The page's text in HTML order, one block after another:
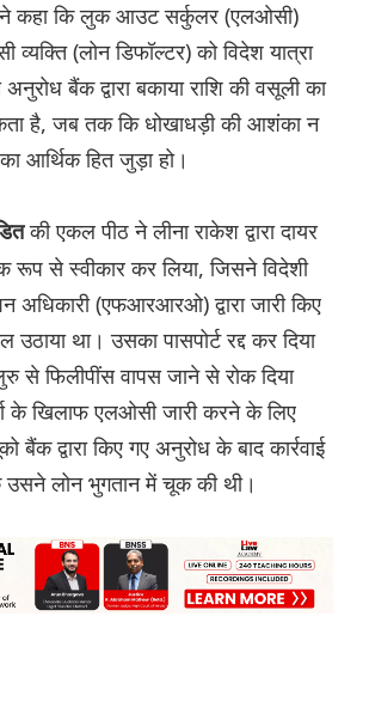
ने कहा कि लुक आउट सर्कुलर (एलओसी)
व्यक्ति (लोन डिफॉल्टर) को विदेश यात्रा
बैंक द्वारा बकाया राशि की वसूली का
है, जब तक कि धोखाधड़ी की आशंका न
आर्थिक हित जुड़ा हो।
की एकल पीठ ने लीना राकेश द्वारा दायर
रूप से स्वीकार कर लिया, जिसने विदेशी
अधिकारी (एफआरआरओ) द्वारा जारी किए
उठाया था। उसका पासपोर्ट रद्द कर दिया
से फिलीपींस वापस जाने से रोक दिया
के खिलाफ एलओसी जारी करने के लिए
बैंक द्वारा किए गए अनुरोध के बाद कार्रवाई
उसने लोन भुगतान में चूक की थी।